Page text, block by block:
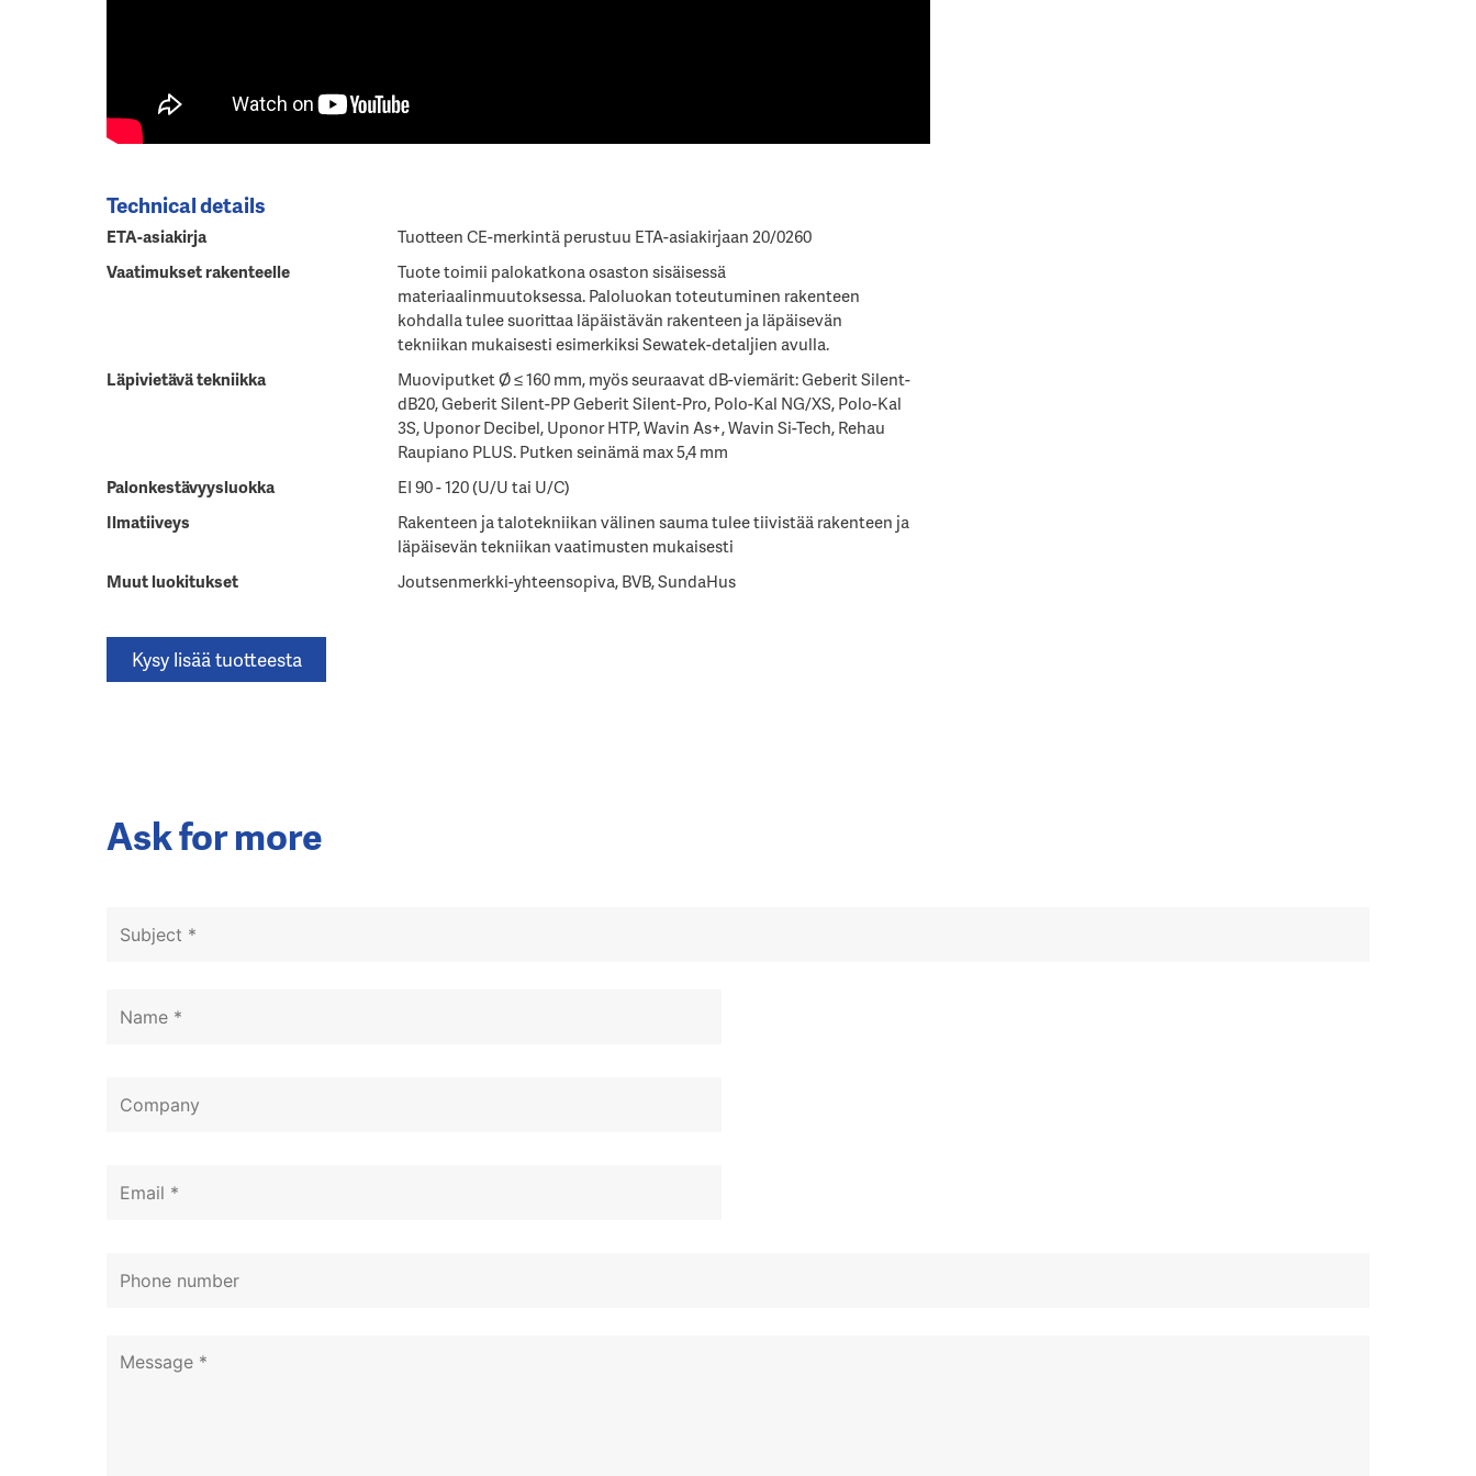
Technical details
ETA-asiakirja
Tuotteen CE-merkintä perustuu ETA-asiakirjaan 20/0260
Vaatimukset rakenteelle
Tuote toimii palokatkona osaston sisäisessä
materiaalinmuutoksessa. Paloluokan toteutuminen rakenteen
kohdalla tulee suorittaa läpäistävän rakenteen ja läpäisevän
tekniikan mukaisesti esimerkiksi Sewatek-detaljien avulla.
Läpivietävä tekniikka
Muoviputket Ø ≤ 160 mm, myös seuraavat dB-viemärit: Geberit Silent-
dB20, Geberit Silent-PP Geberit Silent-Pro, Polo-Kal NG/XS, Polo-Kal
3S, Uponor Decibel, Uponor HTP, Wavin As+, Wavin Si-Tech, Rehau
Raupiano PLUS. Putken seinämä max 5,4 mm
Palonkestävyysluokka
EI 90 - 120 (U/U tai U/C)
Ilmatiiveys
Rakenteen ja talotekniikan välinen sauma tulee tiivistää rakenteen ja
läpäisevän tekniikan vaatimusten mukaisesti
Muut luokitukset
Joutsenmerkki-yhteensopiva, BVB, SundaHus
Kysy lisää tuotteesta
Ask for more